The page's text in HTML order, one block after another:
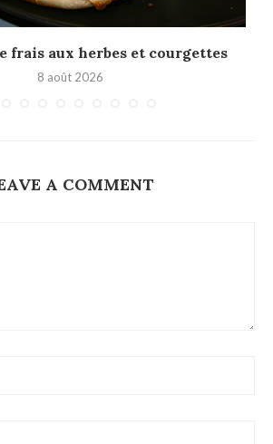
frais aux herbes et courgettes
8 août 2026
A COMMENT